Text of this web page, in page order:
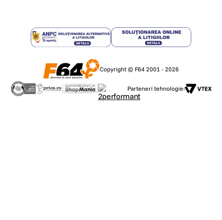
Copyright © F64 2001 - 2026
Parteneri tehnologie: